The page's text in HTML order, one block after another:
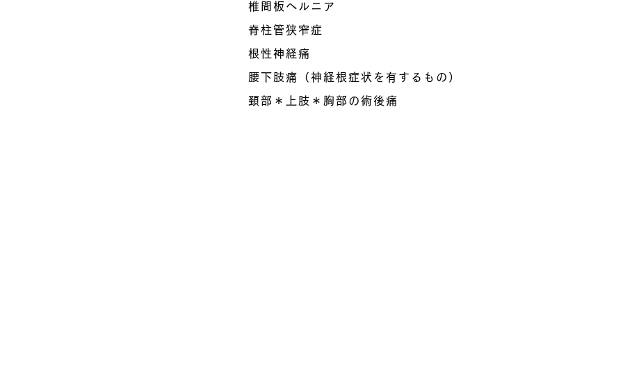
椎間板ヘルニア
脊柱管狭窄症
根性神経痛
腰下肢痛（神経根症状を有するもの）
頚部＊上肢＊胸部の術後痛